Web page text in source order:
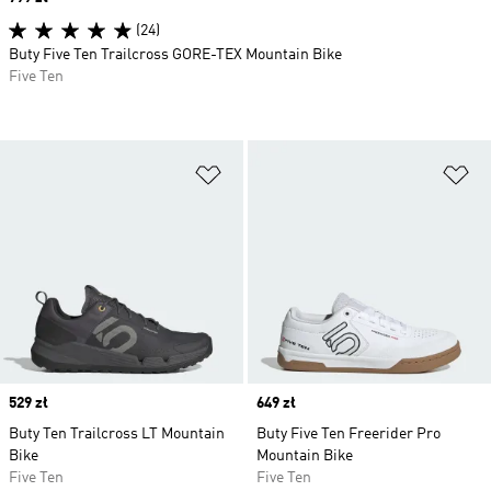
Price
529 zł
Buty Ten Trailcross LT Mountain
Bike
Five Ten
Price
649 zł
Buty Five Ten Freerider Pro
Mountain Bike
Five Ten
(24)
Buty Five Ten Trailcross GORE-TEX Mountain Bike
Five Ten